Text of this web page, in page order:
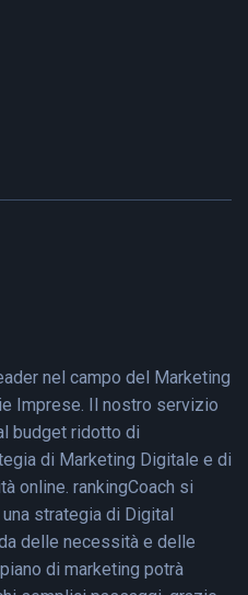
nel campo del Marketing
Imprese. Il nostro servizio
budget ridotto di
di Marketing Digitale e di
online. rankingCoach si
strategia di Digital
delle necessità e delle
di marketing potrà